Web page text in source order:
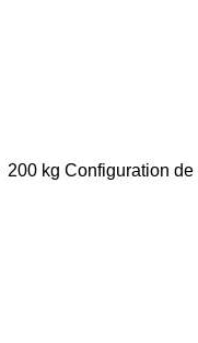
200 kg Configuration de